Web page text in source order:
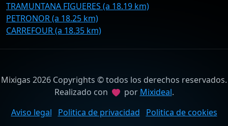
TRAMUNTANA FIGUERES (a 18.19 km)
PETRONOR (a 18.25 km)
CARREFOUR (a 18.35 km)
Mixigas 2026 Copyrights © todos los derechos reservados.
Realizado con
por Mixideal.
Aviso legal
Politica de privacidad Politica de cookies